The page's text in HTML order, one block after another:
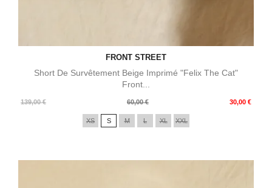
FRONT STREET
Short De Survêtement Beige Imprimé "Felix The Cat"
Front...
139,00 €
Prix
60,00 € 30,00 €
Prix
XS S M L XL XXL